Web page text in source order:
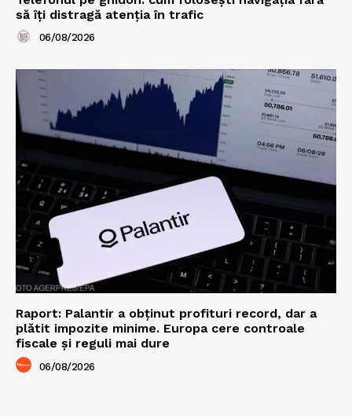
să îți distragă atenția în trafic
06/08/2026
Raport: Palantir a obținut profituri record, dar a
plătit impozite minime. Europa cere controale
fiscale și reguli mai dure
06/08/2026